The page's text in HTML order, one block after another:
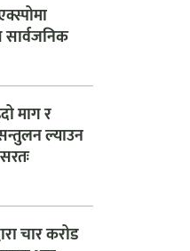
माग र
ल्याउन
चार करोड